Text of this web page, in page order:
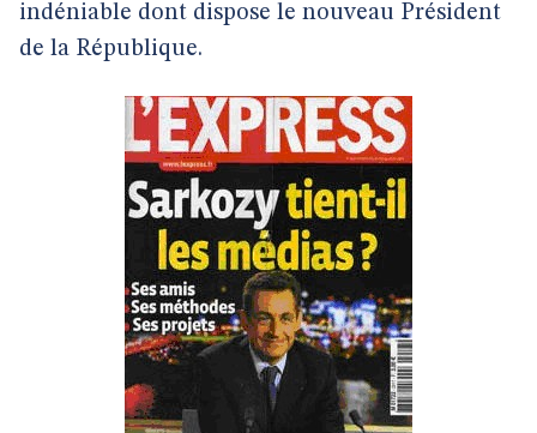
indéniable dont dispose le nouveau Président
de la République.